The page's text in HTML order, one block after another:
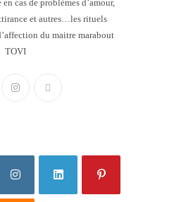
cas de problèmes d’amour,
et autres…les rituels
du maitre marabout
TOVI